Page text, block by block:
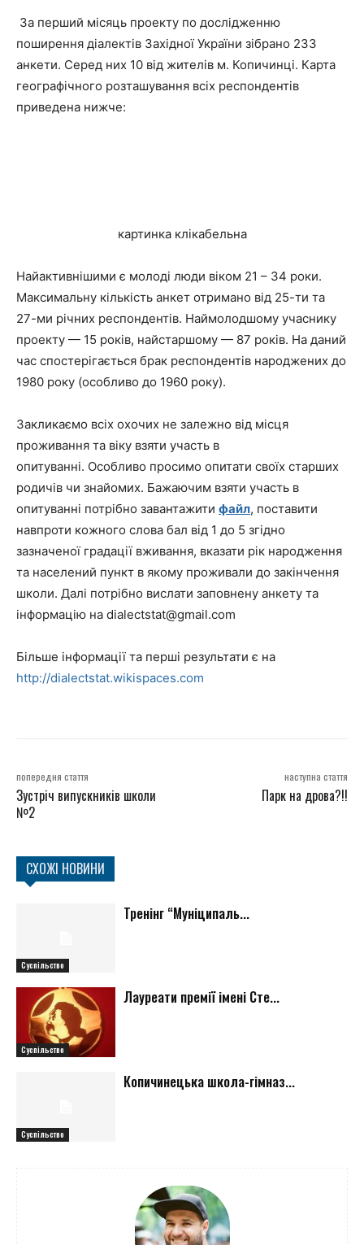
За перший місяць проекту по дослідженню
поширення діалектів Західної України зібрано 233
анкети. Серед них 10 від жителів м. Копичинці. Карта
географічного розташування всіх респондентів
приведена нижче:
картинка клікабельна
Найактивнішими є молоді люди віком 21 – 34 роки.
Максимальну кількість анкет отримано від 25-ти та
27-ми річних респондентів. Наймолодшому учаснику
проекту — 15 років, найстаршому — 87 років. На даний
час спостерігається брак респондентів народжених до
1980 року (особливо до 1960 року).
Закликаємо всіх охочих не залежно від місця
проживання та віку взяти участь в
опитуванні. Особливо просимо опитати своїх старших
родичів чи знайомих. Бажаючим взяти участь в
опитуванні потрібно завантажити файл, поставити
навпроти кожного слова бал від 1 до 5 згідно
зазначеної градації вживання, вказати рік народження
та населений пункт в якому проживали до закінчення
школи. Далі потрібно вислати заповнену анкету та
інформацію на dialectstat@gmail.com
Більше інформації та перші результати є на
http://dialectstat.wikispaces.com
попередня стаття
Зустріч випускників школи
№2
наступна стаття
Парк на дрова?!!
СХОЖІ НОВИНИ
Суспільство
Тренінг “Муніципаль...
Суспільство
Лауреати премії імені Сте...
Суспільство
Копичинецька школа-гімназ...